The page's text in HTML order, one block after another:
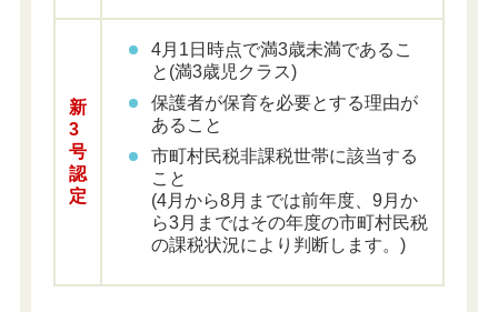
新
3
号
認
定
4月1日時点で満3歳未満であるこ
と(満3歳児クラス)
保護者が保育を必要とする理由が
あること
市町村民税非課税世帯に該当する
こと
(4月から8月までは前年度、9月か
ら3月まではその年度の市町村民税
の課税状況により判断します。)